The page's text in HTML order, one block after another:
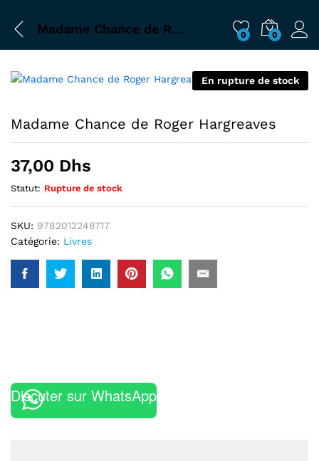
Madame Chance de Roger Hargreaves 0 0
En rupture de stock
Madame Chance de Roger Hargreaves
37,00 Dhs
Statut: Rupture de stock
SKU: 9782012248717
Catégorie: Livres
Discuter sur WhatsApp